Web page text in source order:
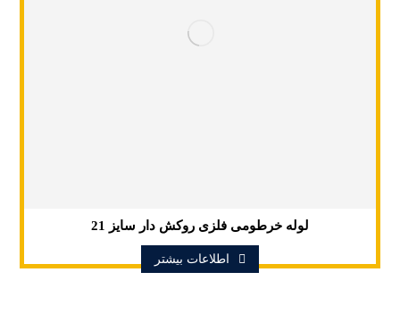
لوله خرطومی فلزی روکش دار سایز 21
اطلاعات بیشتر